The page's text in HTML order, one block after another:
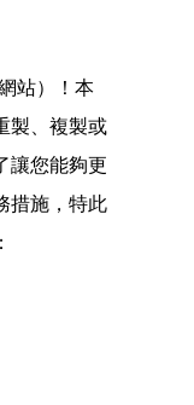
站）！本
製、複製或
讓您能夠更
措施，特此